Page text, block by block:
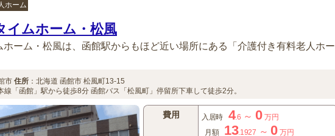
ホーム
イムホーム・松風
ホーム・松風は、函館駅からもほど近い場所にある「介護付き有料老人ホー
市 住所 ： 北海道 函館市 松風町13-15
線「函館」駅から徒歩8分 函館バス「松風町」停留所下車して徒歩2分。
費用 入居時 4.6 ～ 0 万円
月額
13.1927 ～ 0 万円